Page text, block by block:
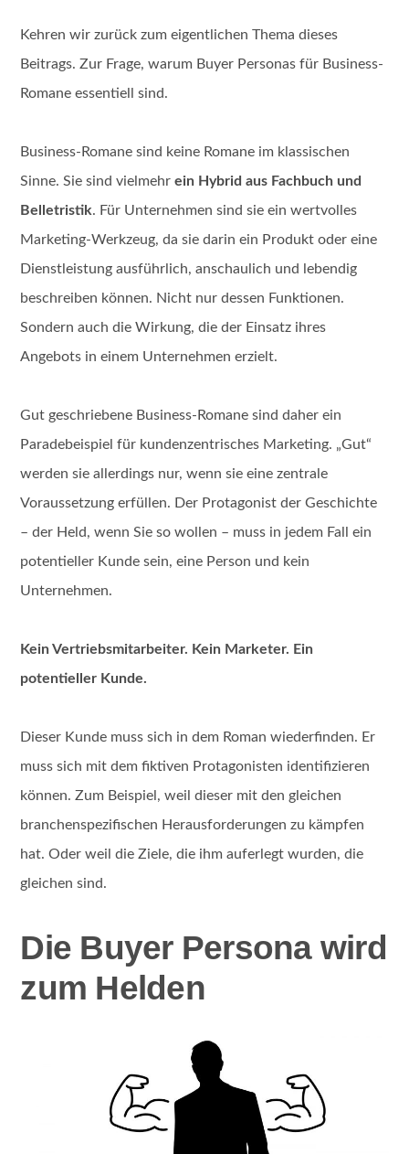
Kehren wir zurück zum eigentlichen Thema dieses
Beitrags. Zur Frage, warum Buyer Personas für Business-
Romane essentiell sind.
Business-Romane sind keine Romane im klassischen
Sinne. Sie sind vielmehrein Hybrid aus Fachbuch und
Belletristik. Für Unternehmen sind sie ein wertvolles
Marketing-Werkzeug, da sie darin ein Produkt oder eine
Dienstleistung ausführlich, anschaulich und lebendig
beschreiben können. Nicht nur dessen Funktionen.
Sondern auch die Wirkung, die der Einsatz ihres
Angebots in einem Unternehmen erzielt.
Gut geschriebene Business-Romane sind daher ein
Paradebeispiel für kundenzentrisches Marketing. „Gut“
werden sie allerdings nur, wenn sie eine zentrale
Voraussetzung erfüllen. Der Protagonist der Geschichte
– der Held, wenn Sie so wollen – muss in jedem Fall ein
potentieller Kunde sein, eine Person und kein
Unternehmen.
Kein Vertriebsmitarbeiter. Kein Marketer. Ein
potentieller Kunde.
Dieser Kunde muss sich in dem Roman wiederfinden. Er
muss sich mit dem fiktiven Protagonisten identifizieren
können. Zum Beispiel, weil dieser mit den gleichen
branchenspezifischen Herausforderungen zu kämpfen
hat. Oder weil die Ziele, die ihm auferlegt wurden, die
gleichen sind.
Die Buyer Persona wird
zum Helden